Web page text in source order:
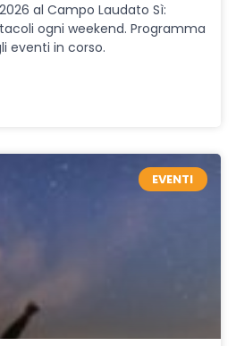
al Campo Laudato Sì:
ogni weekend. Programma
eventi in corso.
EVENTI